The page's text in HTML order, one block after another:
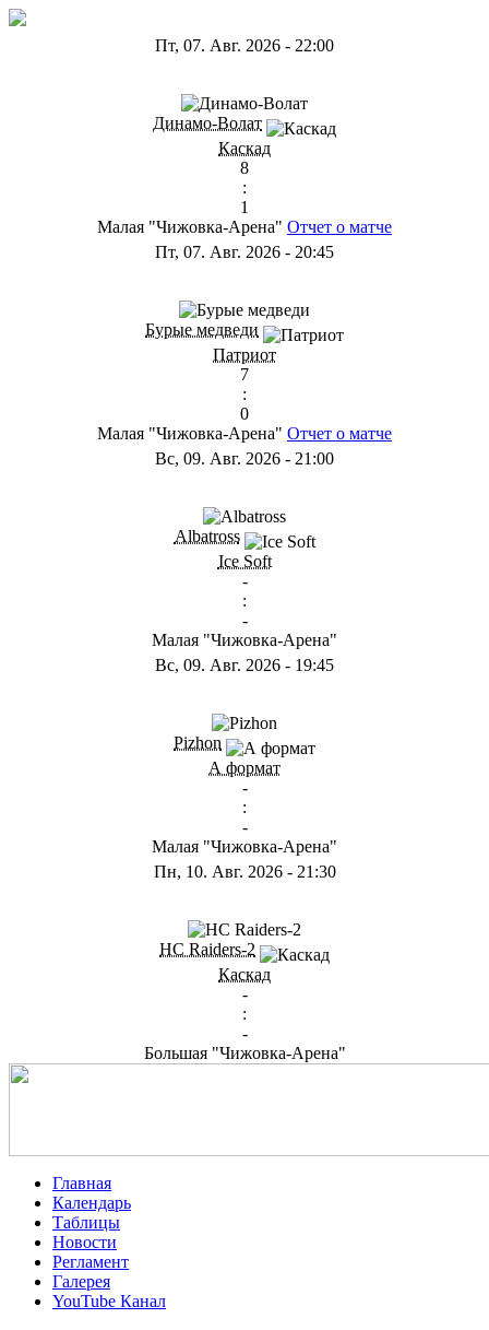
Пт, 07. Авг. 2026 - 22:00
Динамо-Волат
Каскад
8
:
1
Малая "Чижовка-Арена" Отчет о матче
Пт, 07. Авг. 2026 - 20:45
Бурые медведи
Патриот
7
:
0
Малая "Чижовка-Арена" Отчет о матче
Вс, 09. Авг. 2026 - 21:00
Albatross
Ice Soft
-
:
-
Малая "Чижовка-Арена"
Вс, 09. Авг. 2026 - 19:45
Pizhon
А формат
-
:
-
Малая "Чижовка-Арена"
Пн, 10. Авг. 2026- 21:30
HC Raiders-2
Каскад
-
:
-
Большая "Чижовка-Арена"
Главная
Календарь
Таблицы
Новости
Регламент
Галерея
YouTube Канал